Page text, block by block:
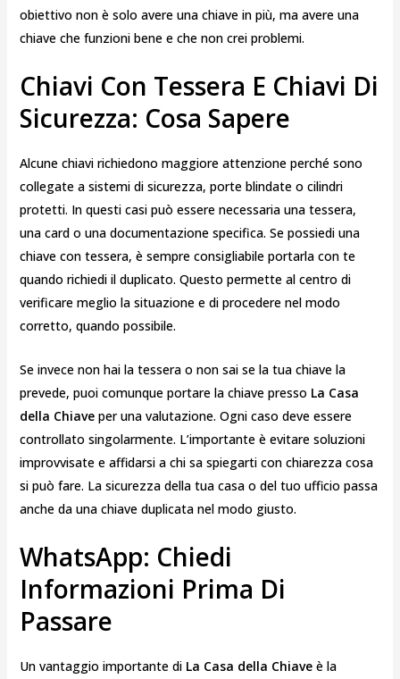
obiettivo non è solo avere una chiave in più, ma avere una
chiave che funzioni bene e che non crei problemi.
Chiavi Con Tessera E Chiavi Di
Sicurezza: Cosa Sapere
Alcune chiavi richiedono maggiore attenzione perché sono
collegate a sistemi di sicurezza, porte blindate o cilindri
protetti. In questi casi può essere necessaria una tessera,
una card o una documentazione specifica. Se possiedi una
chiave con tessera, è sempre consigliabile portarla con te
quando richiedi il duplicato. Questo permette al centro di
verificare meglio la situazione e di procedere nel modo
corretto, quando possibile.
Se invece non hai la tessera o non sai se la tua chiave la
prevede, puoi comunque portare la chiave presso La Casa
della Chiaveper una valutazione. Ogni caso deve essere
controllato singolarmente. L’importante è evitare soluzioni
improvvisate e affidarsi a chi sa spiegarti con chiarezza cosa
si può fare. La sicurezza della tua casa o del tuo ufficio passa
anche da una chiave duplicata nel modo giusto.
WhatsApp: Chiedi
Informazioni Prima Di
Passare
Un vantaggio importante di La Casa della Chiaveè la